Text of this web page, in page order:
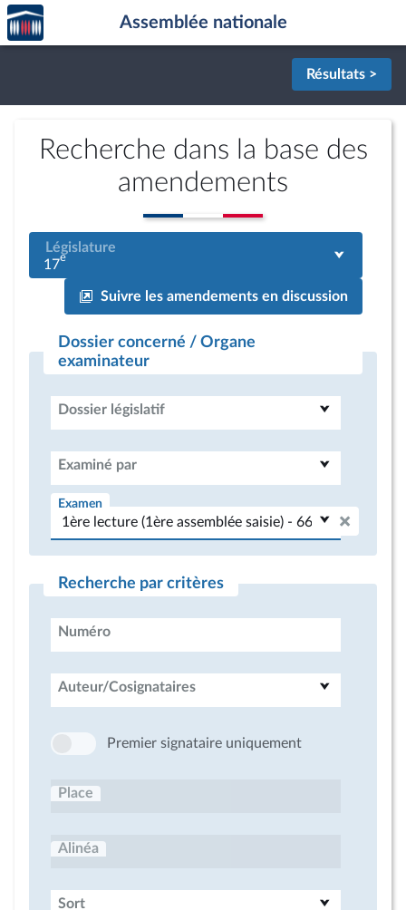
Aller au contenu
Aller en bas de la page
Accèder
à la
page
Assemblée nationale
Résultats >
Recherche dans la base des
amendements
Législature
17e
Suivre les amendements en discussion
Dossier concerné / Organe
examinateur
Dossier législatif
Examiné par
Examen
Recherche par critères
Numéro
Auteur/Cosignataires
Premier signataire uniquement
Place
Alinéa
Sort